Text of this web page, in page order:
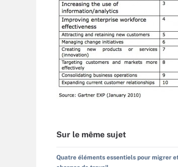
Sur le même sujet
Quatre éléments essentiels pour migrer